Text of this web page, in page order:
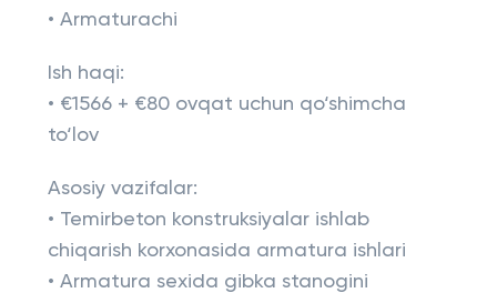
• Armaturachi
Ish haqi:
• €1566 + €80 ovqat uchun qo‘shimcha
to‘lov
Asosiy vazifalar:
• Temirbeton konstruksiyalar ishlab
chiqarish korxonasida armatura ishlari
• Armatura sexida gibka stanogini